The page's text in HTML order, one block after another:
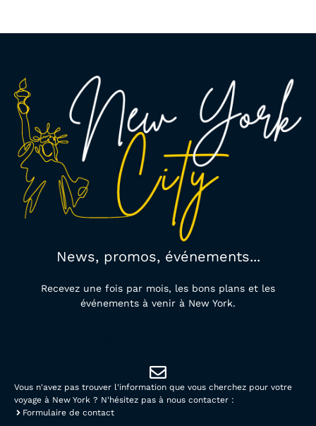
News, promos, événements...
Recevez une fois par mois, les bons plans et les
événements à venir à New York.
Vous n'avez pas trouver l'information que vous cherchez pour votre
voyage à New York ? N'hésitez pas à nous contacter :
Formulaire de contact